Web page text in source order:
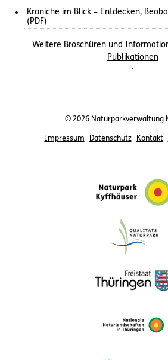
Kraniche im Blick – Entdecken,
(PDF)
Weitere Broschüren und
Publikationen
.
© 2026 Naturparkverwaltung
Impressum Datenschutz Kontakt